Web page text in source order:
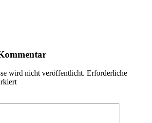
wird nicht veröffentlicht. Erforderliche